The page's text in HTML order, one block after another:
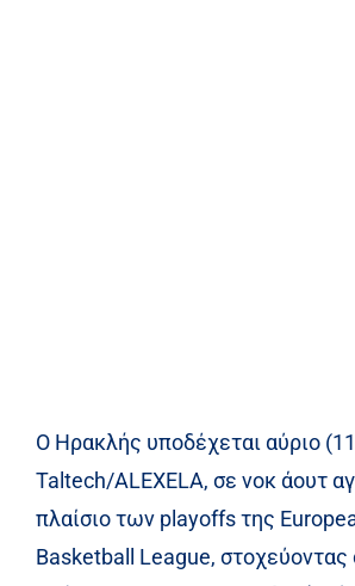
Ο Ηρακλής υποδέχεται αύριο
Taltech/ALEXELA, σε νοκ άουτ
πλαίσιο των playoffs της
Basketball League, στοχεύοντας